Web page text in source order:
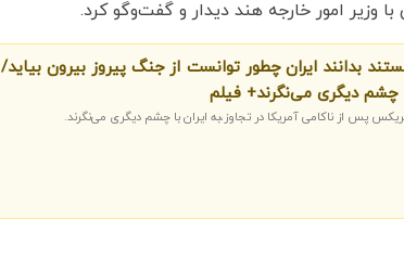
وزیر امور خارجه هند دیدار و گفت‌وگو کرد.
بدانند ایران چطور توانست از جنگ پیروز بیرون بیاید/
چشم دیگری می‌نگرند+ فیلم
پس از ناکامی آمریکا در تجاوز،به ایران با چشم دیگری می‌نگرند.